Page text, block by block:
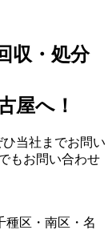
収・処分
屋へ！
当社までお問い
もお問い合わせ
種区・南区・名